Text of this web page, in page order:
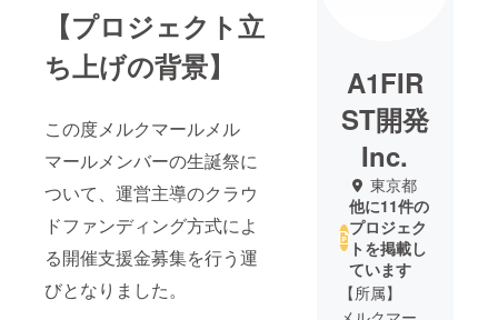
【プロジェクト立
ち上げの背景】
この度メルクマールメル
マールメンバーの生誕祭に
ついて、運営主導のクラウ
ドファンディング方式によ
る開催支援金募集を行う運
びとなりました。
A1FIR
ST開発
Inc.
東京都
他に11件の
プロジェク
トを掲載し
ています
【所属】